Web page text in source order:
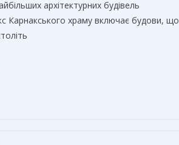
архітектурних будівель
Карнакського храму включає будови, що